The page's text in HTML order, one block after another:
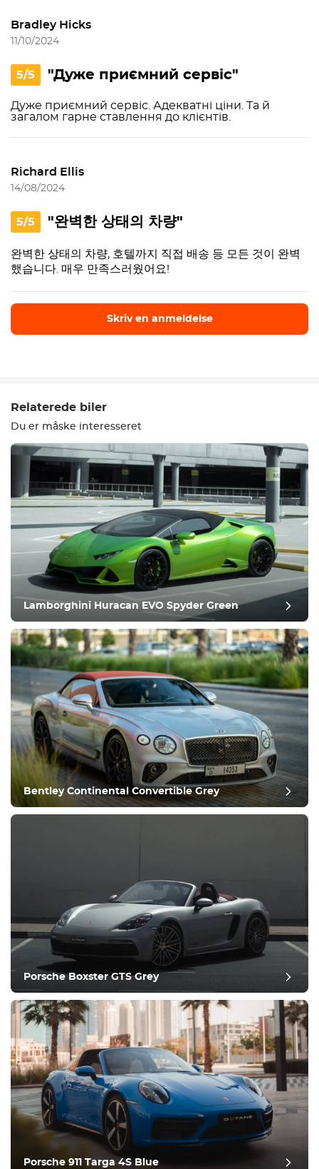
Bradley Hicks
11/10/2024
5/5 "Дуже приємний сервіс"
Дуже приємний сервіс. Адекватні ціни. Та й
загалом гарне ставлення до клієнтів.
Richard Ellis
14/08/2024
5/5 "완벽한 상태의 차량"
완벽한 상태의 차량, 호텔까지 직접 배송 등 모든 것이 완벽
했습니다. 매우 만족스러웠어요!
Skriv en anmeldelse
Udstyr
Komfortabel
Klimakontrol
Kør
Tilstand
Efteranmeldelse
Relaterede biler
Du er måske interesseret
Lamborghini Huracan EVO Spyder Green
Bentley Continental Convertible Grey
Porsche Boxster GTS Grey
Porsche 911 Targa 4S Blue